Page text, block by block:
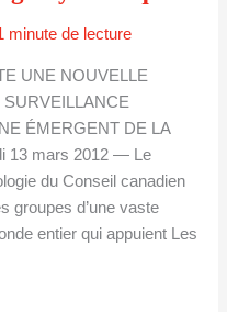
minute de lecture
UNE NOUVELLE
ÉMERGENT DE LA
13 mars 2012 — Le
du Conseil canadien
groupes d’une vaste
entier qui appuient Les